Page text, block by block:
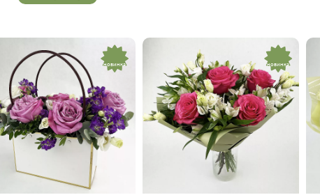
новинка новинка